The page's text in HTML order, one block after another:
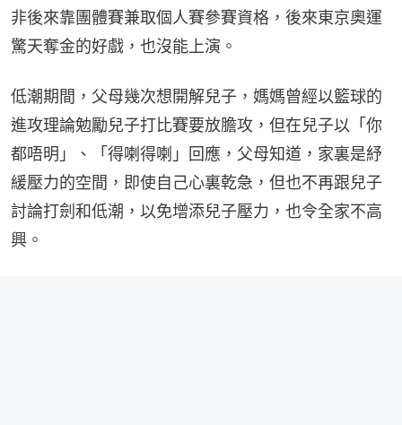
非後來靠團體賽兼取個人賽參賽資格，後來東京奧運
驚天奪金的好戲，也沒能上演。
低潮期間，父母幾次想開解兒子，媽媽曾經以籃球的
進攻理論勉勵兒子打比賽要放膽攻，但在兒子以「你
都唔明」、「得喇得喇」回應，父母知道，家裏是紓
緩壓力的空間，即使自己心裏乾急，但也不再跟兒子
討論打劍和低潮，以免增添兒子壓力，也令全家不高
興。